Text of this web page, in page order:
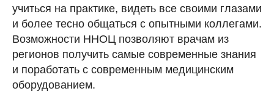
учиться на практике, видеть все своими глазами
и более тесно общаться с опытными коллегами.
Возможности ННОЦ позволяют врачам из
регионов получить самые современные знания
и поработать с современным медицинским
оборудованием.